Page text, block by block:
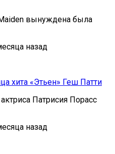
вынуждена была
назад
хита «Этьен» Геш Патти
Патрисия Порасс
назад